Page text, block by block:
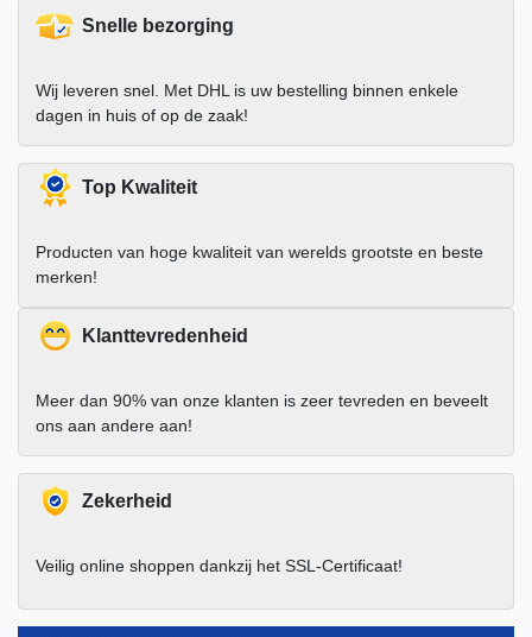
Snelle bezorging
Wij leveren snel. Met DHL is uw bestelling binnen enkele
dagen in huis of op de zaak!
Top Kwaliteit
Producten van hoge kwaliteit van werelds grootste en beste
merken!
Klanttevredenheid
Meer dan 90% van onze klanten is zeer tevreden en beveelt
ons aan andere aan!
Zekerheid
Veilig online shoppen dankzij het SSL-Certificaat!